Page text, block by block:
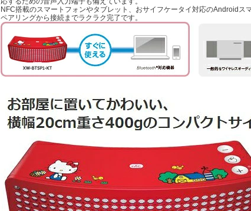
NFC搭載のスマートフォンやタブレット、おサイフケータイ対応のAndroidス
ペアリングから接続までラクラク完了です。